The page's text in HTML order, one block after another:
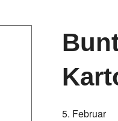
5. Februar